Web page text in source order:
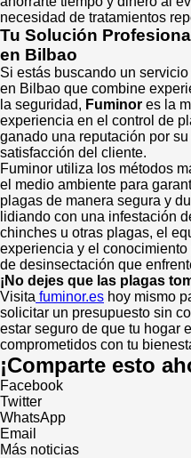
necesidad de tratamientos
Tu Solución
en Bilbao
Si estás buscando un
en Bilbao que combine
la seguridad, Fuminor es la
experiencia en el control de
ganado una reputación por
satisfacción del cliente.
Fuminor utiliza los métodos
el medio ambiente para
plagas de manera segura y
lidiando con una infestación
chinches u otras plagas, el
experiencia y el
de desinsectación que
¡No dejes que las plagas
Visita fuminor.es hoy mismo
solicitar un presupuesto sin
estar seguro de que tu hogar
comprometidos con tu
¡Comparte esto
Facebook
Twitter
WhatsApp
Email
Más noticias